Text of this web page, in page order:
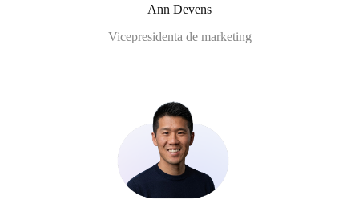
Ann Devens
Vicepresidenta de marketing